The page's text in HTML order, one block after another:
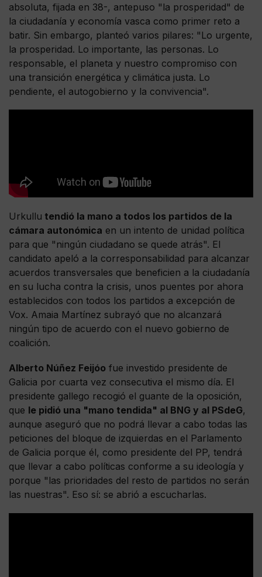
absoluta, fijada en 38-, antepuso "la prosperidad" de
la ciudadanía y economía vasca como primer reto a
batir. Sin embargo, planteó varios pilares: "Lo urgente,
la prosperidad. Lo importante, las personas. Lo
responsable, el planeta y nuestro compromiso con
una transición energética y climática justa. Lo
pendiente, el autogobierno y la convivencia".
Urkullu tendió la mano a todos los partidos de la
cámara autonómica en un intento de unidad política
para que "ningún ciudadano se quede atrás". El
candidato apeló a la corresponsabilidad para alcanzar
acuerdos transversales que beneficien a la ciudadanía
en su lucha contra la crisis, unos puentes por ahora
establecidos con todos los partidos a excepción de
Vox. Amaia Martínez subrayó que no alcanzará
ningún tipo de acuerdo con el nuevo gobierno de
coalición.
Alberto Núñez Feijóo fue investido presidente de
Galicia por cuarta vez consecutiva el mismo día. El
presidente gallego recogió el guante de la oposición,
que le pidió una "mano tendida" al BNG y al PSdeG,
aunque aseguró que no podrá llevar a cabo todas las
peticiones del bloque de izquierdas en el Parlamento
de Galicia porque él, como presidente del PP, tendrá
que llevar a cabo políticas conforme a su ideología y
porque "las prioridades del resto de partidos no serán
las nuestras". Eso sí: se abrió a escucharlas.